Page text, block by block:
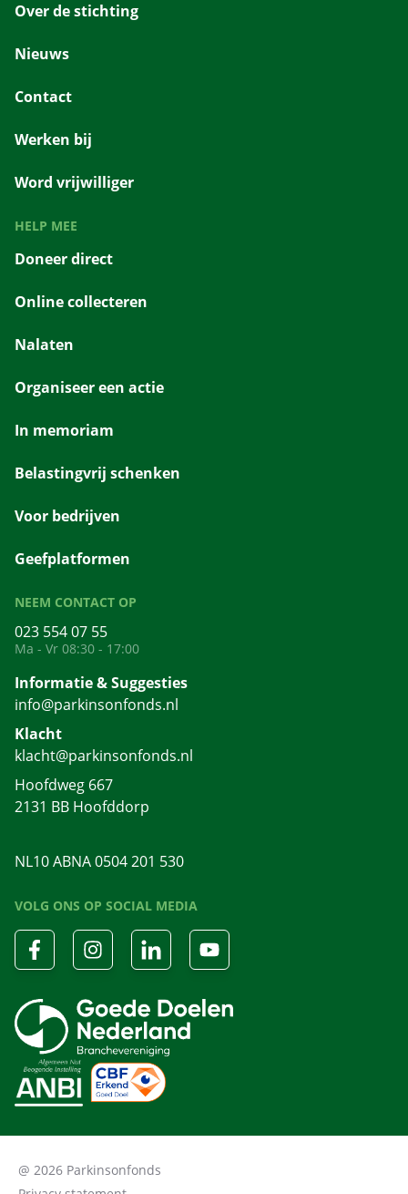
Over de stichting
Nieuws
Contact
Werken bij
Word vrijwilliger
HELP MEE
Doneer direct
Online collecteren
Nalaten
Organiseer een actie
In memoriam
Belastingvrij schenken
Voor bedrijven
Geefplatformen
NEEM CONTACT OP
023 554 07 55
Ma - Vr 08:30 - 17:00
Informatie & Suggesties
info@parkinsonfonds.nl
Klacht
klacht@parkinsonfonds.nl
Hoofdweg 667
2131 BB Hoofddorp
NL10 ABNA 0504 201 530
VOLG ONS OP SOCIAL MEDIA
@ 2026 Parkinsonfonds